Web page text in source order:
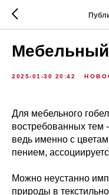
Мебельный
2025-01-30 20:42
Для мебельного
востребованных тем
ведь именно с
пением,
Можно неустанно
природы в